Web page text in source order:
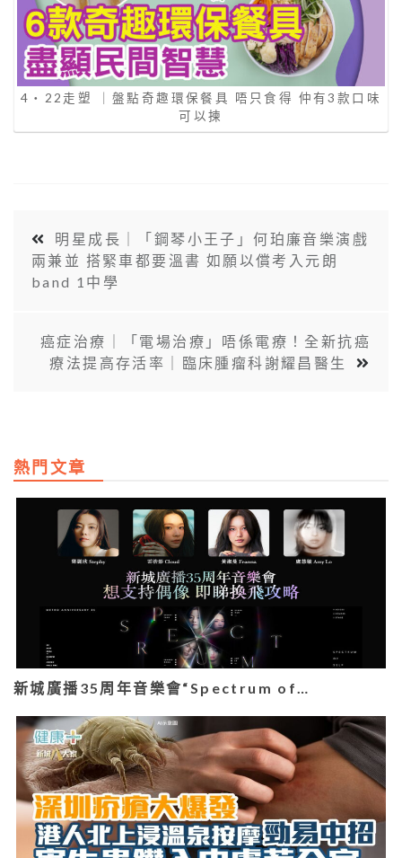
4‧22走塑 ｜盤點奇趣環保餐具 唔只食得 仲有3款口味
可以揀
明星成長｜「鋼琴小王子」何珀廉音樂演戲
兩兼並 搭緊車都要溫書 如願以償考入元朗
band 1中學
癌症治療｜「電場治療」唔係電療！全新抗癌
療法提高存活率｜臨床腫瘤科謝耀昌醫生
熱門文章
新城廣播35周年音樂會“Spectrum of…